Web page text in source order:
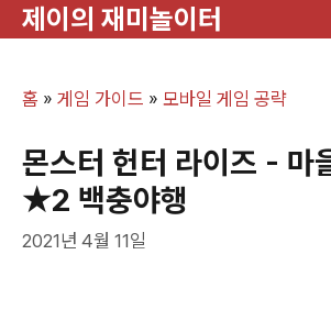
제이의 재미놀이터
홈 » 게임 가이드 » 모바일 게임 공략
몬스터 헌터 라이즈 - 마
★2 백충야행
2021년 4월 11일